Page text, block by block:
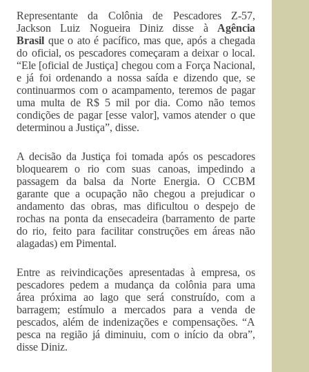
Representante da Colônia de Pescadores Z-57,
Jackson Luiz Nogueira Diniz disse à Agência
Brasil que o ato é pacífico, mas que, após a chegada
do oficial, os pescadores começaram a deixar o local.
“Ele [oficial de Justiça] chegou com a Força Nacional,
e já foi ordenando a nossa saída e dizendo que, se
continuarmos com o acampamento, teremos de pagar
uma multa de R$ 5 mil por dia. Como não temos
condições de pagar [esse valor], vamos atender o que
determinou a Justiça”, disse.
A decisão da Justiça foi tomada após os pescadores
bloquearem o rio com suas canoas, impedindo a
passagem da balsa da Norte Energia. O CCBM
garante que a ocupação não chegou a prejudicar o
andamento das obras, mas dificultou o despejo de
rochas na ponta da ensecadeira (barramento de parte
do rio, feito para facilitar construções em áreas não
alagadas) em Pimental.
Entre as reivindicações apresentadas à empresa, os
pescadores pedem a mudança da colônia para uma
área próxima ao lago que será construído, com a
barragem; estímulo a mercados para a venda de
pescados, além de indenizações e compensações. “A
pesca na região já diminuiu, com o início da obra”,
disse Diniz.